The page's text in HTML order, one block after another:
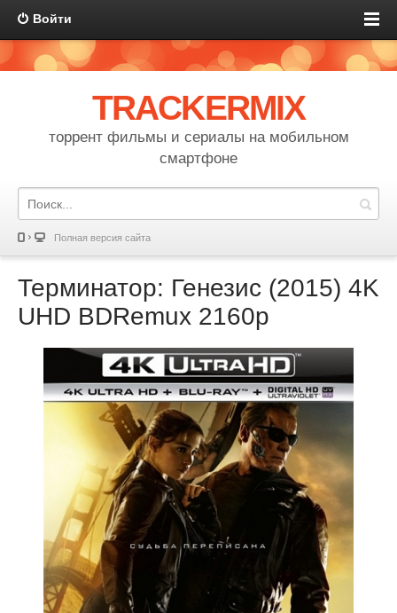
Войти
TRACKERMIX
торрент фильмы и сериалы на мобильном
смартфоне
Полная версия сайта
Терминатор: Генезис (2015) 4K
UHD BDRemux 2160p